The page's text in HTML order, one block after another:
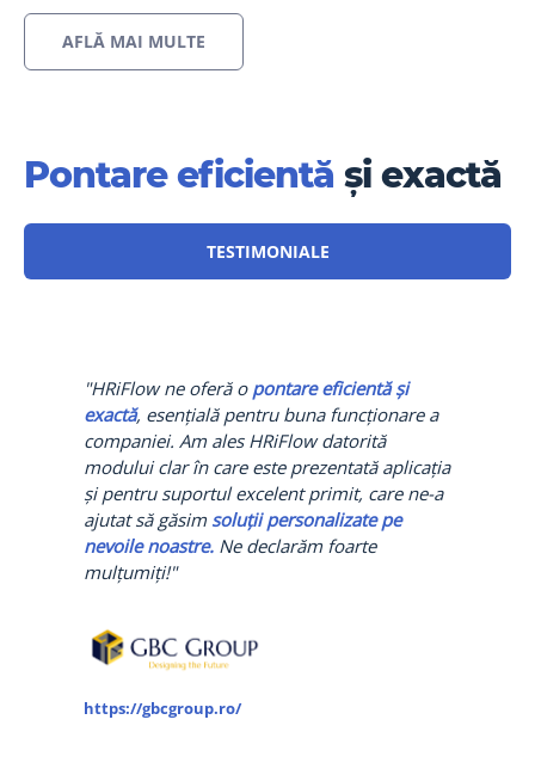
AFLĂ MAI MULTE
Pontare eficientă și exactă
TESTIMONIALE
"HRiFlow ne oferă o pontare eficientă și
exactă, esențială pentru buna funcționare a
companiei. Am ales HRiFlow datorită
modului clar în care este prezentată aplicația
și pentru suportul excelent primit, care ne-a
ajutat să găsim soluții personalizate pe
nevoile noastre. Ne declarăm foarte
mulțumiți!"
https://gbcgroup.ro/